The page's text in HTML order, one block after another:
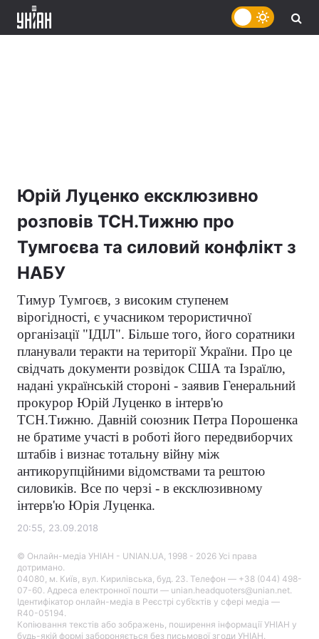
Юрій Луценко ексклюзивно
розповів ТСН.Тижню про
Тумгоєва та силовий конфлікт з
НАБУ
Тимур Тумгоєв, з високим ступенем
вірогідності, є учасником терористичної
організації "ІДІЛ". Більше того, його соратники
планували теракти на території України. Про це
свідчать документи розвідок США та Ізраїлю,
надані українській стороні - заявив Генеральний
прокурор Юрій Луценко в інтерв'ю
ТСН.Тижню. Давній союзник Петра Порошенка
не братиме участі в роботі його передвиборчих
штабів і визнає тотальну війну між
антикорупційними відомствами та рештою
силовиків. Все по черзі - в ексклюзивному
інтерв'ю Юрія Луценка.
20:55, 23.09.2018
© Онлайн-медіа УНІАН - UNIAN.UA, 1998 - 2026 Усі права
дотримано.
04080, м. Київ, вул. Кирилівська, буд. 23. Телефон — +38 (044) 498-
07-60. Адреса електронної пошти — unian.headquoters@unian.net.
Ідентифікатор онлайн-медіа в Реєстрі суб’єктів у сфері медіа —
R40-05194.
Копіювання текстів або зображень, поширення інформації УНІАН у
будь-якій формі забороняється без письмової згоди УНІАН.